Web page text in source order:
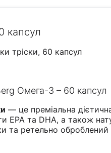
капсул
тріски, 60 капсул
Омега-3 – 60 капсул
— це преміальна
EPA та DHA, а також
та ретельно оброблений